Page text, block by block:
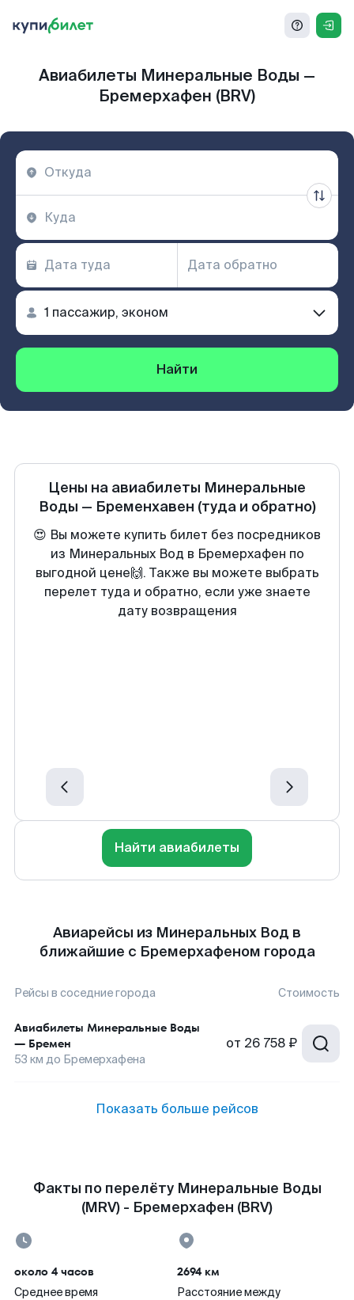
Авиабилеты Минеральные Воды —
Бремерхафен (BRV)
Найти
Цены на авиабилеты Минеральные
Воды — Бременхавен (туда и обратно)
😍 Вы можете купить билет без посредников
из Минеральных Вод в Бремерхафен по
выгодной цене🙌. Также вы можете выбрать
перелет туда и обратно, если уже знаете
дату возвращения
Найти авиабилеты
Авиарейсы из Минеральных Вод в
ближайшие с Бремерхафеном города
Рейсы в соседние города Стоимость
Авиабилеты Минеральные Воды
— Бремен
53 км до Бремерхафена
от 26 758 ₽
Показать больше рейсов
Факты по перелёту Минеральные Воды
(MRV) - Бремерхафен (BRV)
около 4 часов
Среднее время
2694 км
Расстояние между